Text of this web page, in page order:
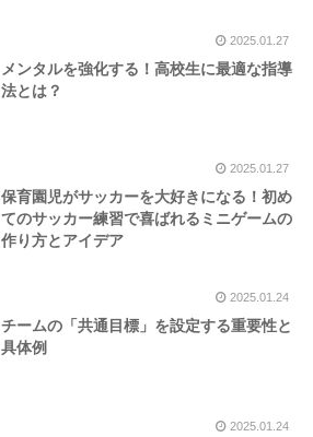
2025.01.27
メンタルを強化する！高校生に最適な指導
法とは？
2025.01.27
保育園児がサッカーを大好きになる！初め
てのサッカー練習で喜ばれるミニゲームの
作り方とアイデア
2025.01.24
チームの「共通目標」を設定する重要性と
具体例
2025.01.24